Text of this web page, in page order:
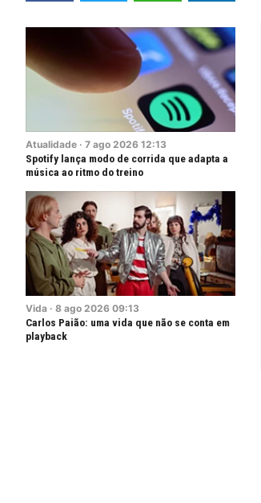
Atualidade · 7 ago 2026 12:13
Spotify lança modo de corrida que adapta a
música ao ritmo do treino
Vida · 8 ago 2026 09:13
Carlos Paião: uma vida que não se conta em
playback